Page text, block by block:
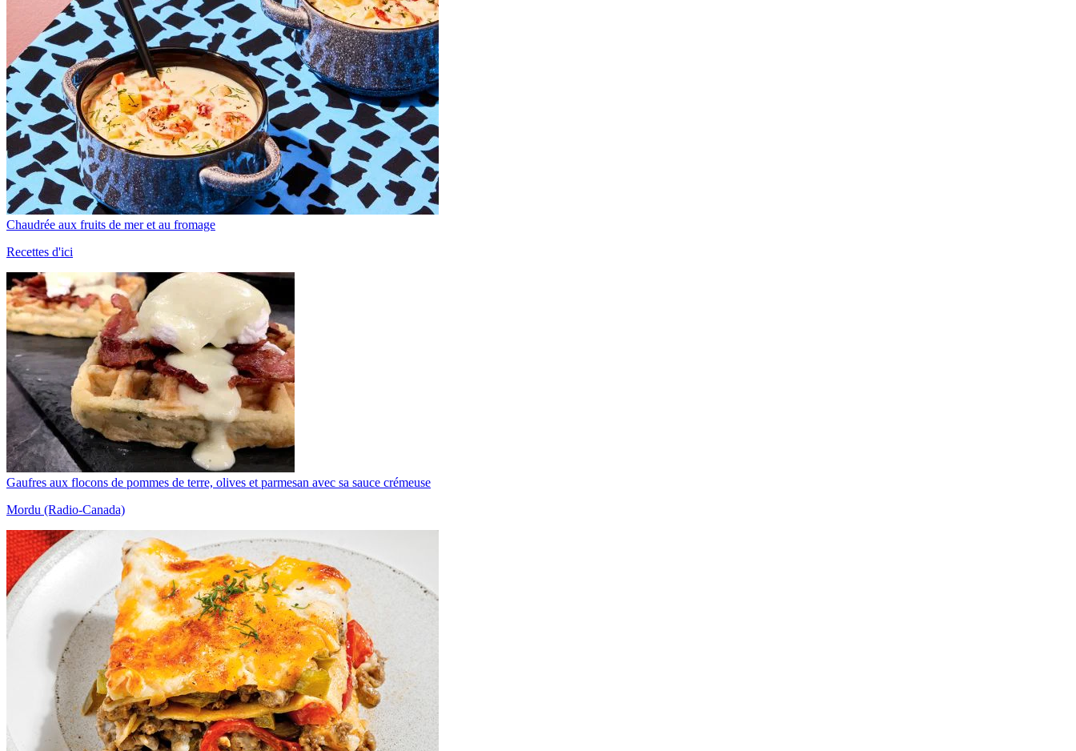
Chaudrée aux fruits de mer et au fromage
Recettes d'ici
Gaufres aux flocons de pommes de terre, olives et parmesan avec sa sauce crémeuse
Mordu (Radio-Canada)